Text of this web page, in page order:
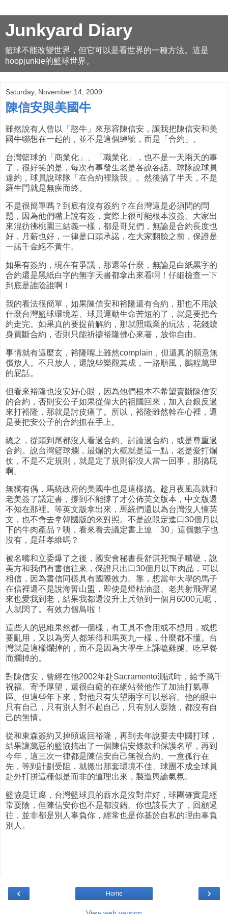
Junkyard Diary
籃球不能改變世界，但它可以是看世界的一種方法。這是
hoopjunkie的籃球世界。
Saturday, November 14, 2009
陳信安與美國牛
雖然說有人曾以「憨牛」來形容陳信安，讓我把陳信安和美
國牛聯想在一起的，並不是這個綽號，而是「合約」。
台灣籃球的「商業化」、「職業化」，也不是一天兩天的事
了，很好笑的是，每次有事發生老是各說各話。球隊說球員
違約，球員說球隊「在合約裡陰我」。然後搞了半天，不是
羅生門就是無疾而終。
不是很簡單嗎？到底有沒有簽約？在台灣這是必須問的問
題，因為他們嘴上說有簽，實際上很可能根本沒簽。大家出
來混彷彿桃園三結義一樣，都是哥兒們，無論是合約長度也
好，月薪也好，一律是口頭承諾，在大家翻臉之前，保證是
一諾千金絕不黃牛。
如果有簽約，現在有爭議，那還等什麼，無論是白紙黑字的
合約還是黑紙白字的無字天書都拿出來看啊！仔細檢查一下
到底是誰陰誰啊！
我的看法很簡單，如果陳信安和裕隆還有合約，那也不用談
什麼台灣籃球環境差、球員運動生命苦短的了，就是要把合
約走完。如果真的要提前解約，那就照職業的玩法，花錢贖
身買斷合約，否則只能祈禱裕隆佛心來著，放你自由。
事情就有這麼玄，裕隆嘴上雖然complain，但還真的願意無
償放人。不只放人，還說些樂觀其成，一路順風，鵬程萬里
的屁話。
但看來裕隆也沒安好心眼，因為他們根本不希望賣斷陳信安
的合約，否則安公子如果從偉大的祖國回來，加入台銀反過
來打裕隆，那就是討皮痛了。所以，裕隆雖然幹在心裡，還
是要把安公子的合約抓在手上。
總之，從頭到尾都沒人看過合約、討論過合約，或是尊重過
合約。說台灣籃球爛，最爛的大概就是這一點，老是愛打爛
仗，不是不定規則，就是定了規則卻沒人當一回事，那搞屁
啊。
無獨有偶，馬統政府的美國牛也是這樣搞。趁月夜風高就和
老美簽了議定書，撐到不能撐了才公佈英文版本，中文版還
不知在那裡。等英文版拿出來，馬統們還以為台灣沒人懂英
文，也不會去拿韓國版的來對照。不是說限定進口30個月以
下的牛肉產品？咦，看來看去議定書上連「30」這個數字也
沒有，是莊孝維嗎？
被名嘴和立委爆了之後，國安會秘書長舒淇死鴨子嘴硬，說
美方和我們有書信往來，保證只出口30個月以下肉品，可以
相信，因為書信同樣具有國際效力。靠，想當年大學的馬子
在信裡還不是說海誓山盟，即使是燈枯油盡、老共射飛彈過
來也愛我到老，結果我都還沒升上兵領到一個月6000元呢，
人就閃了。有效力個鳥啦！
這些人的思維果然都一個樣，有工具不會用或不想用，或想
要亂用，又以為旁人都笨得和馬英九一樣，什麼都不懂。台
灣就是這樣爛掉的，而不是因為大學生上課嗑雞腿、吃早餐
而爛掉的。
對陳信安，曾經在他2002年赴Sacramento測試時，給予萬千
祝福、寄予厚望，還很白癡的在網站替他作了加油打氣專
區。但這些年下來，對他只有失望兩字可以形容。他的眼中
只有自己，只有別人對不起自己，只有別人耍陰，都沒有自
己的無情。
從和東森簽約又掉頭返回裕隆，再到去年說要去中國打球，
結果讓萬惡的籃協搞出了一個陳信安條款和保護名單，再到
今年，這三次一律都是陳信安自己無視合約、一意孤行在
先，等到計劃受阻，就搬出那套環境不佳、球團不成全球員
赴外打拼這種似是而非的道理出來，製造輿論氣氛。
籃協是迂腐，台灣籃球員的薪水是沒對岸好，球團確實是經
常耍陰，但陳信安你也不是都沒錯。你也該長大了，回顧過
往，並非都是別人辜負你，經常也是你基於自私的理由辜負
別人。
‹ ›
Home